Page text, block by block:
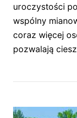
uroczystości
wspólny
coraz więcej
pozwalają